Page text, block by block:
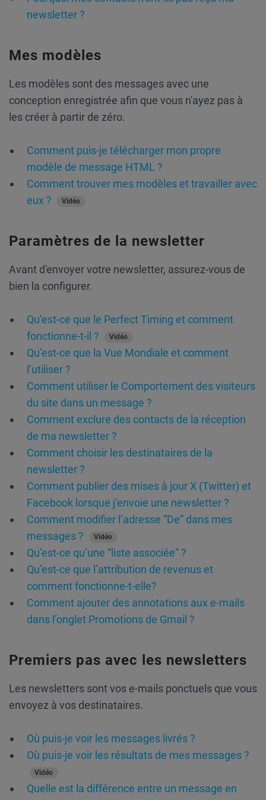
newsletter ?
Mes modèles
Les modèles sont des messages avec une
conception enregistrée afin que vous n'ayez pas à
les créer à partir de zéro.
Comment puis-je télécharger mon propre
modèle de message HTML ?
Comment trouver mes modèles et travailler avec
eux ?
Vidéo
Paramètres de la newsletter
Avant d'envoyer votre newsletter, assurez-vous de
bien la configurer.
Qu’est-ce que le Perfect Timing et comment
fonctionne-t-il ?
Vidéo
Qu’est-ce que la Vue Mondiale et comment
l’utiliser ?
Comment utiliser le Comportement des visiteurs
du site dans un message ?
Comment exclure des contacts de la réception
de ma newsletter ?
Comment choisir les destinataires de la
newsletter ?
Comment publier des mises à jour X (Twitter) et
Facebook lorsque j’envoie une newsletter ?
Comment modifier l’adresse “De” dans mes
messages ?
Vidéo
Qu’est-ce qu’une “liste associée” ?
Qu’est-ce que l’attribution de revenus et
comment fonctionne-t-elle?
Comment ajouter des annotations aux e-mails
dans l’onglet Promotions de Gmail ?
Premiers pas avec les newsletters
Les newsletters sont vos e-mails ponctuels que vous
envoyez à vos destinataires.
Où puis-je voir les messages livrés ?
Où puis-je voir les résultats de mes messages ?
Vidéo
Quelle est la différence entre un message en